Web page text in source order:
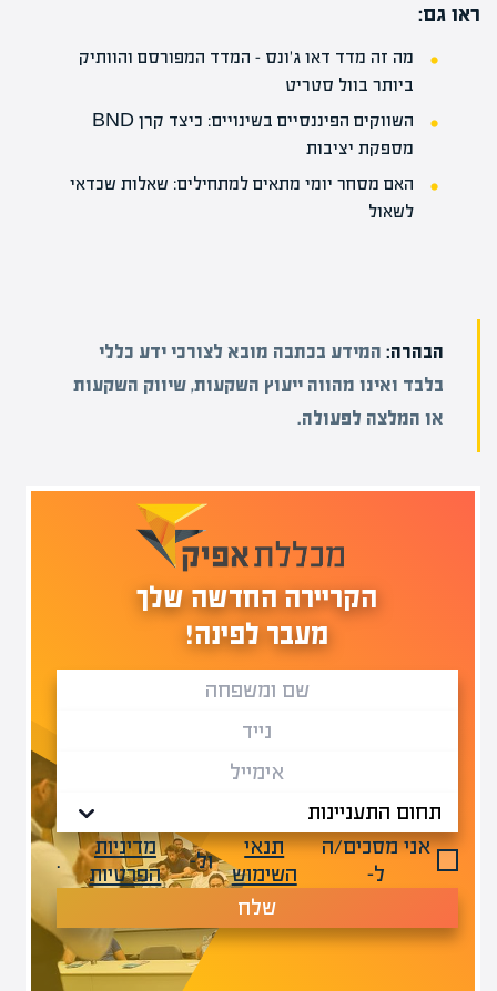
ראו גם:
מה זה מדד דאו ג'ונס – המדד המפורסם והוותיק
ביותר בוול סטריט
השווקים הפיננסיים בשינויים: כיצד קרן BND
מספקת יציבות
האם מסחר יומי מתאים למתחילים: שאלות שכדאי
לשאול
הבהרה: המידע בכתבה מובא לצורכי ידע כללי
בלבד ואינו מהווה ייעוץ השקעות, שיווק השקעות
או המלצה לפעולה.
הקריירה החדשה שלך
מעבר לפינה!
אני מסכים/ה
ל-
תנאי
השימוש
ול-
מדיניות
הפרטיות
.
שלח